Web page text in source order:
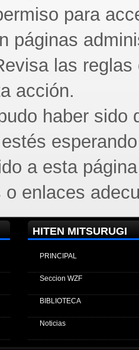
para
páginas
las
acción.
haber sido
a esta
o enlaces
HITEN MITSURUGI
PRINCIPAL
Seccion WZF
BIBLIOTECA
Noticias